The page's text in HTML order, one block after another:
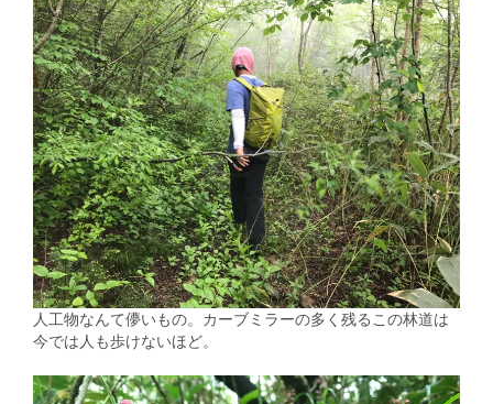
人工物なんて儚いもの。カーブミラーの多く残るこの林道は
今では人も歩けないほど。